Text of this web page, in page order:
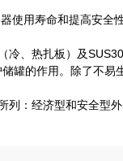
用寿命和提高安全
冷、热扎板）及
罐的作用。除了不易
列：经济型和安全型